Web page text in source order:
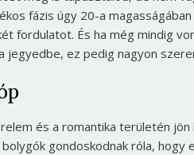
fázis úgy 20-a
fordulatot. És ha még mindig
jegyedbe, ez pedig nagyon
és a romantika területén
gondoskodnak róla,